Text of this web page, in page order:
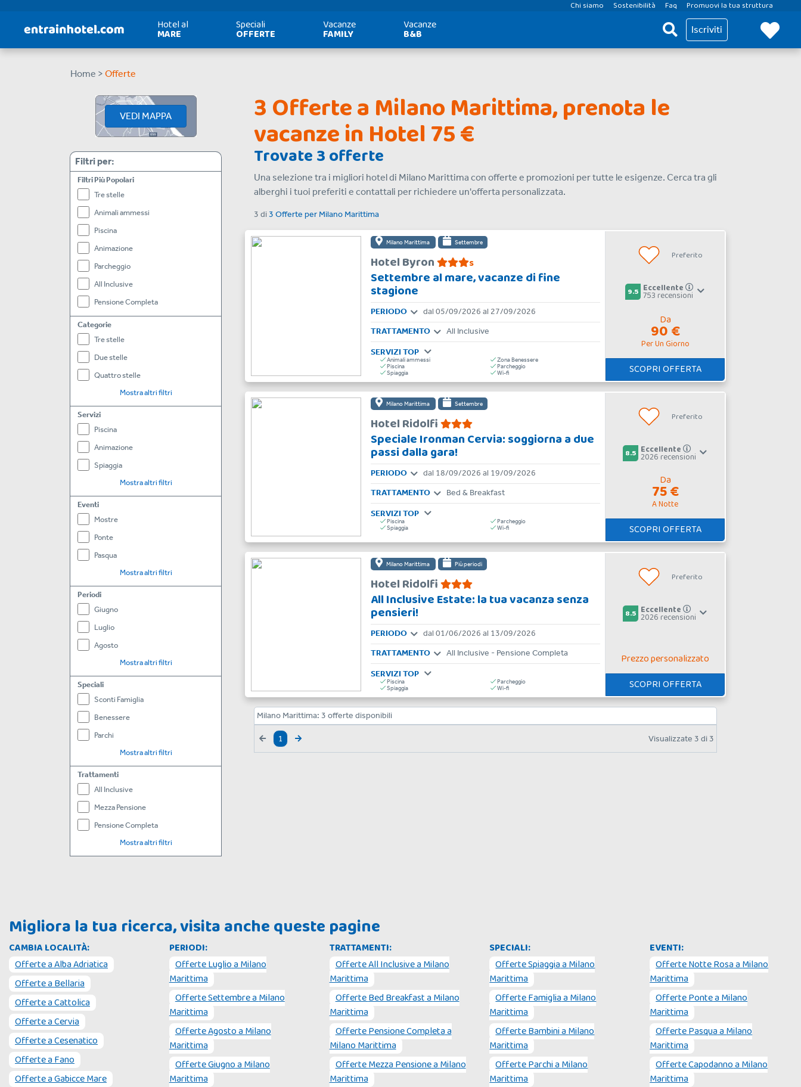
Chi siamo Sostenibilità Faq Promuovi la tua struttura
Hotel al
MARE
Speciali
OFFERTE
Vacanze
FAMILY
Vacanze
B&B Iscriviti
Home > Offerte
VEDI MAPPA
Filtri per:
Filtri Più Popolari
Tre stelle
Animali ammessi
Piscina
Animazione
Parcheggio
All Inclusive
Pensione Completa
Categorie
Tre stelle
Due stelle
Quattro stelle
Mostra altri filtri
Servizi
Piscina
Animazione
Spiaggia
Mostra altri filtri
Eventi
Mostre
Ponte
Pasqua
Mostra altri filtri
Periodi
Giugno
Luglio
Agosto
Mostra altri filtri
Speciali
Sconti Famiglia
Benessere
Parchi
Mostra altri filtri
Trattamenti
All Inclusive
Mezza Pensione
Pensione Completa
Mostra altri filtri
3 Offerte a Milano Marittima, prenota le
vacanze in Hotel 75 €
Trovate 3 offerte
Una selezione tra i migliori hotel di Milano Marittima con offerte e promozioni per tutte le esigenze. Cerca tra gli
alberghi i tuoi preferiti e contattali per richiedere un'offerta personalizzata.
3 di3 Offerte per Milano Marittima
Milano Marittima Settembre
Hotel Byron s
Settembre al mare, vacanze di fine
stagione
PERIODO
dal 05/09/2026 al 27/09/2026
TRATTAMENTO
All Inclusive
SERVIZI TOP
Animali ammessi
Zona Benessere
Piscina
Parcheggio
Spiaggia
Wi-fi
Preferito
9.5 Eccellente
753 recensioni
Da
90 €
Per Un Giorno
SCOPRI OFFERTA
Milano Marittima Settembre
Hotel Ridolfi
Speciale Ironman Cervia: soggiorna a due
passi dalla gara!
PERIODO
dal 18/09/2026 al 19/09/2026
TRATTAMENTO
Bed & Breakfast
SERVIZI TOP
Piscina
Parcheggio
Spiaggia
Wi-fi
Preferito
8.5 Eccellente
2026 recensioni
Da
75 €
A Notte
SCOPRI OFFERTA
Milano Marittima Più periodi
Hotel Ridolfi
All Inclusive Estate: la tua vacanza senza
pensieri!
PERIODO
dal 01/06/2026 al 13/09/2026
TRATTAMENTO
All Inclusive - Pensione Completa
SERVIZI TOP
Piscina
Parcheggio
Spiaggia
Wi-fi
Preferito
8.5 Eccellente
2026 recensioni
Prezzo personalizzato
SCOPRI OFFERTA
Milano Marittima: 3 offerte disponibili
1 Visualizzate 3 di 3
Migliora la tua ricerca, visita anche queste pagine
CAMBIA LOCALITÀ:
Offerte aAlba Adriatica
Offerte aBellaria
Offerte aCattolica
Offerte aCervia
Offerte aCesenatico
Offerte aFano
Offerte aGabicce Mare
PERIODI:
OfferteLuglioaMilano
Marittima
OfferteSettembreaMilano
Marittima
OfferteAgostoaMilano
Marittima
OfferteGiugnoaMilano
Marittima
TRATTAMENTI:
OfferteAll InclusiveaMilano
Marittima
OfferteBed BreakfastaMilano
Marittima
OffertePensione Completaa
Milano Marittima
OfferteMezza PensioneaMilano
Marittima
SPECIALI:
OfferteSpiaggiaaMilano
Marittima
OfferteFamigliaaMilano
Marittima
OfferteBambiniaMilano
Marittima
OfferteParchiaMilano
Marittima
EVENTI:
OfferteNotte RosaaMilano
Marittima
OffertePonteaMilano
Marittima
OffertePasquaaMilano
Marittima
OfferteCapodannoaMilano
Marittima